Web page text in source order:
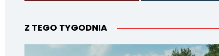
Z TEGO TYGODNIA